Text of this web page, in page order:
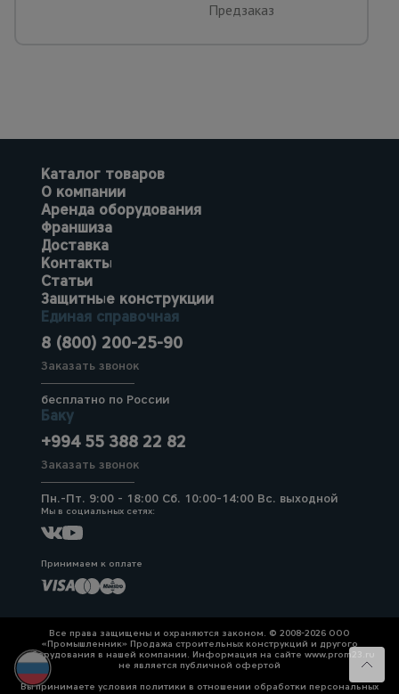
Предзаказ
Каталог товаров
О компании
Аренда оборудования
Франшиза
Доставка
Контакты
Статьи
Защитные конструкции
Единая справочная
8 (800) 200-25-90
Заказать звонок
бесплатно по России
Баку
+994 55 388 22 82
Заказать звонок
Пн.-Пт. 9:00 - 18:00 Сб. 10:00-14:00 Вс. выходной
Мы в социальных сетях:
Принимаем к оплате
Все права защищены и охраняются законом. © 2008-2026 ООО
«Промышленник» Продажа строительных конструкций и другого
оборудования в нашей компании. Информация на сайте www.prom23.ru
не является публичной офертой
Вы принимаете условия политики в отношении обработки персональных